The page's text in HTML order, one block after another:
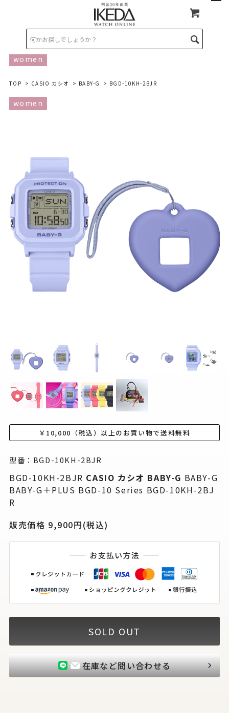
women
TOP > CASIO カシオ > BABY-G > BGD-10KH-2BJR
women
￥10,000（税込）以上のお買い物で送料無料
型番：BGD-10KH-2BJR
BGD-10KH-2BJR CASIO カシオ BABY-G BABY-G
BABY-G＋PLUS BGD-10 Series BGD-10KH-2BJ
R
販売価格 9,900円(税込)
SOLD OUT
在庫など問い合わせる